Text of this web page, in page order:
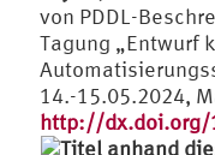
von PDDL-
Tagung „Entwurf
14.-15.05.2024,
http://dx.doi.org/